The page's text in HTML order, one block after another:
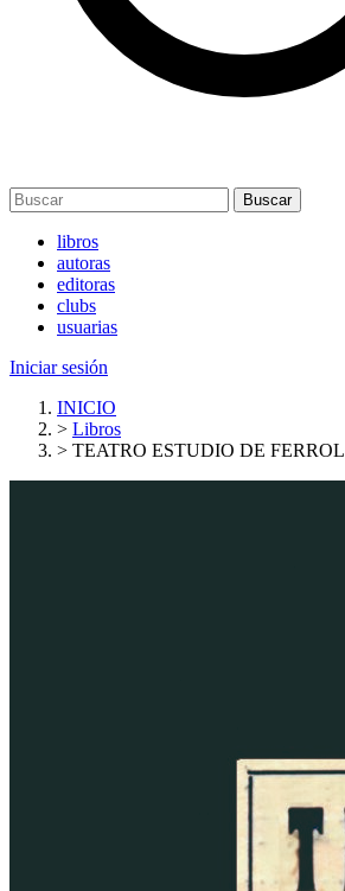
Buscar
libros
autoras
editoras
clubs
usuarias
Iniciar sesión
INICIO
> Libros
> TEATRO ESTUDIO DE FERROL